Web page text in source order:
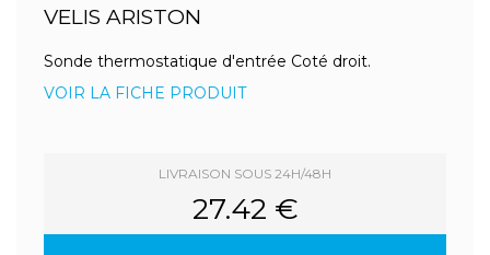
VELIS ARISTON
Sonde thermostatique d'entrée Coté droit.
VOIR LA FICHE PRODUIT
LIVRAISON SOUS 24H/48H
27.42 €